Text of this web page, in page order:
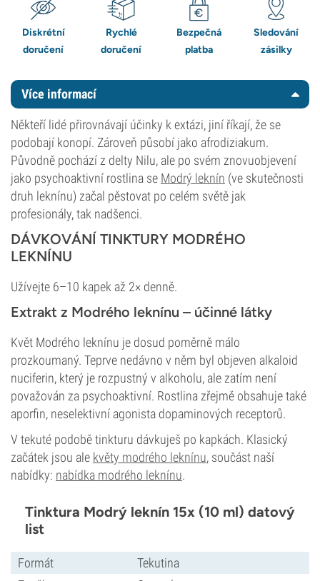
Diskrétní
doručení
Rychlé
doručení
Bezpečná
platba
Sledování
zásilky
Více informací
Někteří lidé přirovnávají účinky k extázi, jiní říkají, že se
podobají konopí. Zároveň působí jako afrodiziakum.
Původně pochází z delty Nilu, ale po svém znovuobjevení
jako psychoaktivní rostlina se Modrý leknín (ve skutečnosti
druh leknínu) začal pěstovat po celém světě jak
profesionály, tak nadšenci.
DÁVKOVÁNÍ TINKTURY MODRÉHO
LEKNÍNU
Užívejte 6–10 kapek až 2× denně.
Extrakt z Modrého leknínu – účinné látky
Květ Modrého leknínu je dosud poměrně málo
prozkoumaný. Teprve nedávno v něm byl objeven alkaloid
nuciferin, který je rozpustný v alkoholu, ale zatím není
považován za psychoaktivní. Rostlina zřejmě obsahuje také
aporfin, neselektivní agonista dopaminových receptorů.
V tekuté podobě tinkturu dávkuješ po kapkách. Klasický
začátek jsou ale květy modrého leknínu, součást naší
nabídky: nabídka modrého leknínu.
Tinktura Modrý leknín 15x (10 ml) datový
list
Formát
Tekutina